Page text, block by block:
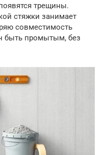
трещины.
стяжки занимает
совместимость
быть промытым, без